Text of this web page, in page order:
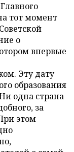
тот момент
о
впервые
Эту дату
образования
одна страна
за
этом